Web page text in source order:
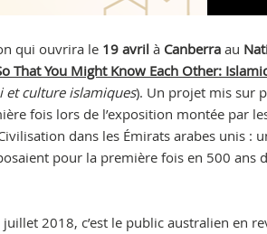
qui ouvrira le 19 avril àCanberraau
That You Might Know Each Other:
et culture islamiques). Un projet mis sur
fois lors de l’exposition montée par
dans les Émirats arabes unis :
pour la première fois en 500 ans
juillet 2018, c’est le public australien en